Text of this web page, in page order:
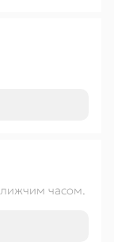
часом.